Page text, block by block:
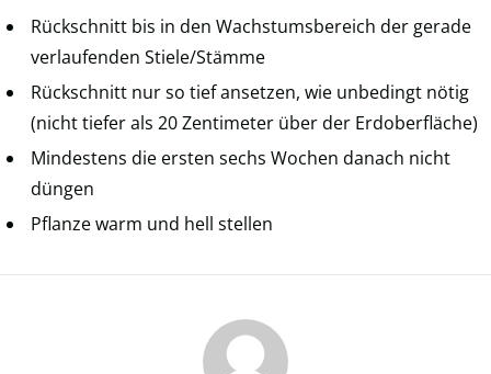
Rückschnitt bis in den Wachstumsbereich der gerade
verlaufenden Stiele/Stämme
Rückschnitt nur so tief ansetzen, wie unbedingt nötig
(nicht tiefer als 20 Zentimeter über der Erdoberfläche)
Mindestens die ersten sechs Wochen danach nicht
düngen
Pflanze warm und hell stellen